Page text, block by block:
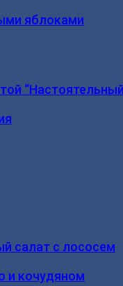
яблоками
салат с лососем
и кочудяном